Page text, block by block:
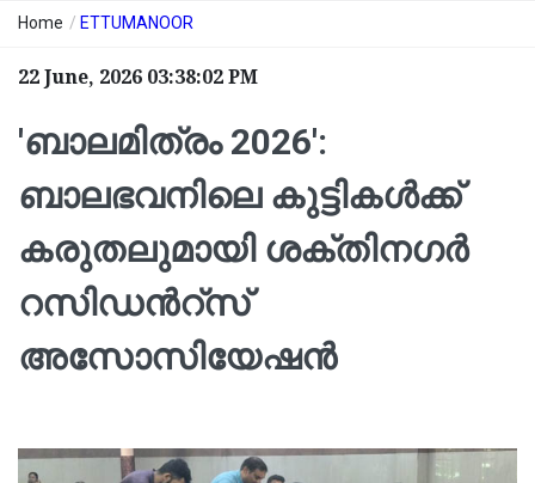
Home / ETTUMANOOR
22 June, 2026 03:38:02 PM
'ബാലമിത്രം 2026':
ബാലഭവനിലെ കുട്ടികൾക്ക്
കരുതലുമായി ശക്തിനഗർ
റസിഡന്‍റ്സ്
അസോസിയേഷന്‍